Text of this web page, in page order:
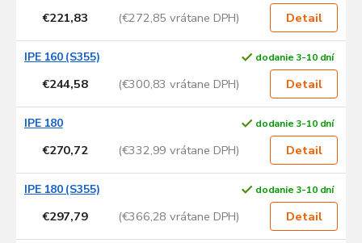
€221,83 (€272,85 vrátane DPH) Detail
IPE 160 (S355) dodanie 3-10 dní
€244,58 (€300,83 vrátane DPH) Detail
IPE 180 dodanie 3-10 dní
€270,72 (€332,99 vrátane DPH) Detail
IPE 180 (S355) dodanie 3-10 dní
€297,79 (€366,28 vrátane DPH) Detail